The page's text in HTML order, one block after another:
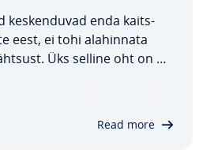
kes­ken­du­vad enda kaits­
eest, ei tohi ala­hin­nata
Üks selline oht on nn
Read more